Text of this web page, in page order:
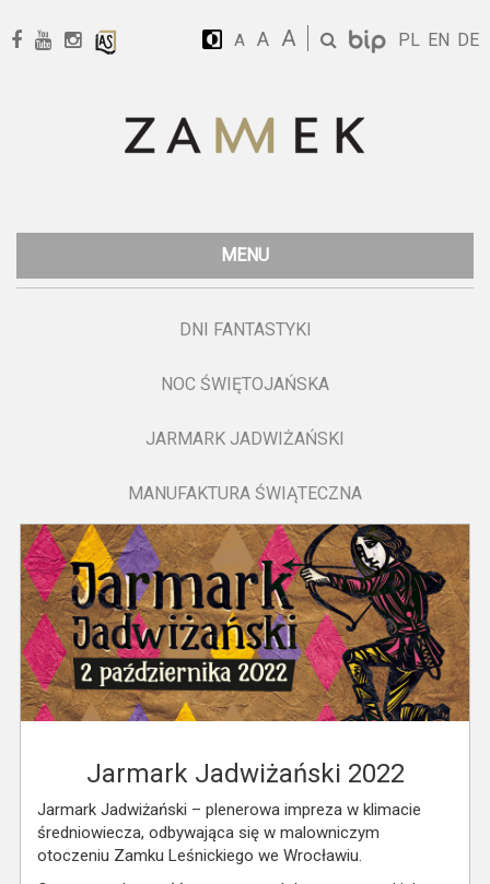
A A A PL EN DE
MENU
DNI FANTASTYKI
NOC ŚWIĘTOJAŃSKA
JARMARK JADWIŻAŃSKI
MANUFAKTURA ŚWIĄTECZNA
Jarmark Jadwiżański 2022
Jarmark Jadwiżański – plenerowa impreza w klimacie
średniowiecza, odbywająca się w malowniczym
otoczeniu Zamku Leśnickiego we Wrocławiu.